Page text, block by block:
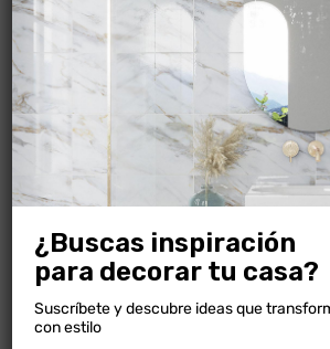
CARTAGO ADHEMAX
NUEVO
¿Buscas inspiración
para decorar tu casa?
Suscríbete y descubre ideas que
con estilo